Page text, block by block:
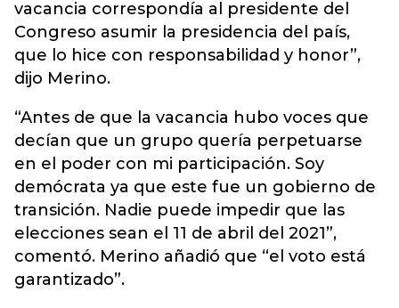
vacancia correspondía al presidente del
Congreso asumir la presidencia del país,
que lo hice con responsabilidad y honor”,
dijo Merino.
“Antes de que la vacancia hubo voces que
decían que un grupo quería perpetuarse
en el poder con mi participación. Soy
demócrata ya que este fue un gobierno de
transición. Nadie puede impedir que las
elecciones sean el 11 de abril del 2021”,
comentó. Merino añadió que “el voto está
garantizado”.